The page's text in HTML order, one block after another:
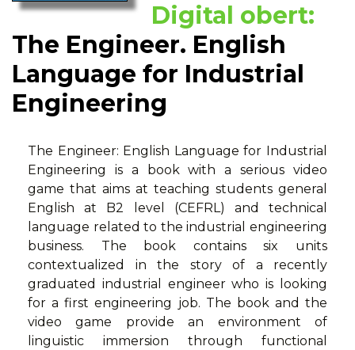
Digital obert:
The Engineer. English
Language for Industrial
Engineering
The Engineer: English Language for Industrial
Engineering is a book with a serious video
game that aims at teaching students general
English at B2 level (CEFRL) and technical
language related to the industrial engineering
business. The book contains six units
contextualized in the story of a recently
graduated industrial engineer who is looking
for a first engineering job. The book and the
video game provide an environment of
linguistic immersion through functional